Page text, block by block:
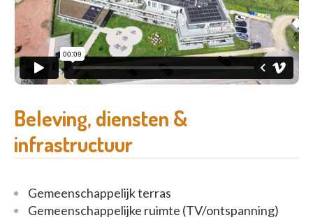
Neem gerust contact op voor meer informatie!
Beleving, diensten &
infrastructuur
Gemeenschappelijk terras
Gemeenschappelijke ruimte (TV/ontspanning)